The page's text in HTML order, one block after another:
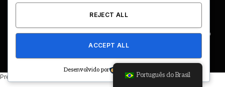
© 2026 DESENVOLVIDO POR HOSTING PRIME BRASIL
ÚLTIMAS NOTÍCIAS DESTAQUES
CIDADE E REGIÃO
EDITORIAL EVENTOS
Português do Brasil
REJECT ALL
ACCEPT ALL
Desenvolvido por
Precisando de ajuda? Basta enviar uma mensagem.